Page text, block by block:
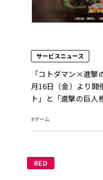
サービスニュース
「コトダマン×進撃
月16日（金）より開
ト」と「進撃の巨人
#ゲーム
RED